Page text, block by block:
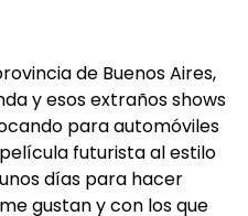
de Buenos Aires,
y esos extraños shows
para automóviles
futurista al estilo
días para hacer
gustan y con los que